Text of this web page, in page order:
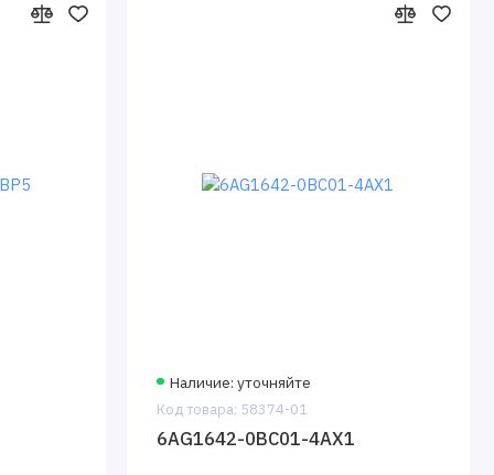
Наличие: уточняйте
Код товара: 58374-01
6AG1642-0BC01-4AX1